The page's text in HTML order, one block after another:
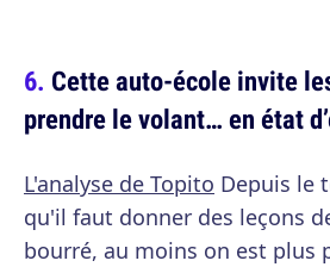
Cette auto-école invite
prendre le volant… en état
L'analyse de Topito Depuis le
qu'il faut donner des leçons
bourré, au moins on est plus